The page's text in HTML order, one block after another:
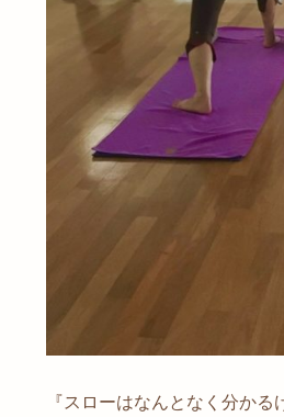
『スローはなんとなく分か